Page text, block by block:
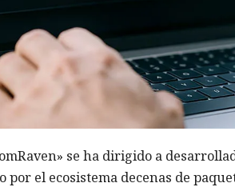
se ha dirigido a
el ecosistema decenas de